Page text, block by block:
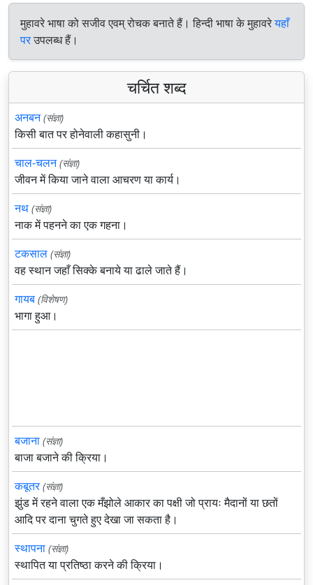
मुहावरे भाषा को सजीव एवम् रोचक बनाते हैं। हिन्दी भाषा के मुहावरेयहाँ
परउपलब्ध हैं।
चर्चित शब्द
अनबन (संज्ञा)
किसी बात पर होनेवाली कहासुनी।
चाल-चलन (संज्ञा)
जीवन में किया जाने वाला आचरण या कार्य।
नथ (संज्ञा)
नाक में पहनने का एक गहना।
टकसाल (संज्ञा)
वह स्थान जहाँ सिक्के बनाये या ढाले जाते हैं।
गायब (विशेषण)
भागा हुआ।
बजाना (संज्ञा)
बाजा बजाने की क्रिया।
कबूतर (संज्ञा)
झुंड में रहने वाला एक मँझोले आकार का पक्षी जो प्रायः मैदानों या छतों
आदि पर दाना चुगते हुए देखा जा सकता है।
स्थापना (संज्ञा)
स्थापित या प्रतिष्ठा करने की क्रिया।